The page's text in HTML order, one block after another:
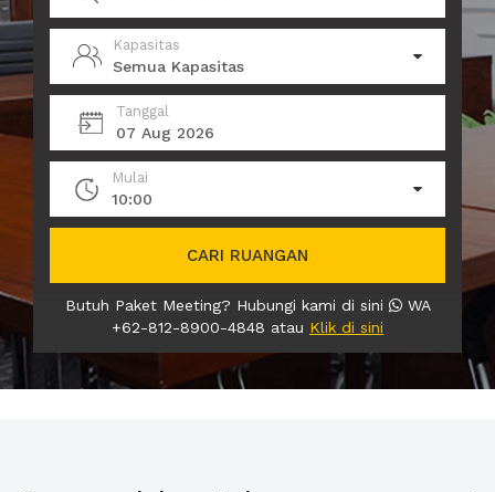
Kapasitas
Semua Kapasitas
Tanggal
07 Aug 2026
Mulai
10:00
CARI RUANGAN
Butuh Paket Meeting? Hubungi kami di sini
WA
+62-812-8900-4848 atau Klik di sini